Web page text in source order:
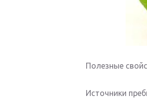
Полезные
Источники